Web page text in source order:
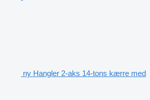
ny Hangler 2-aks 14-tons kærre med